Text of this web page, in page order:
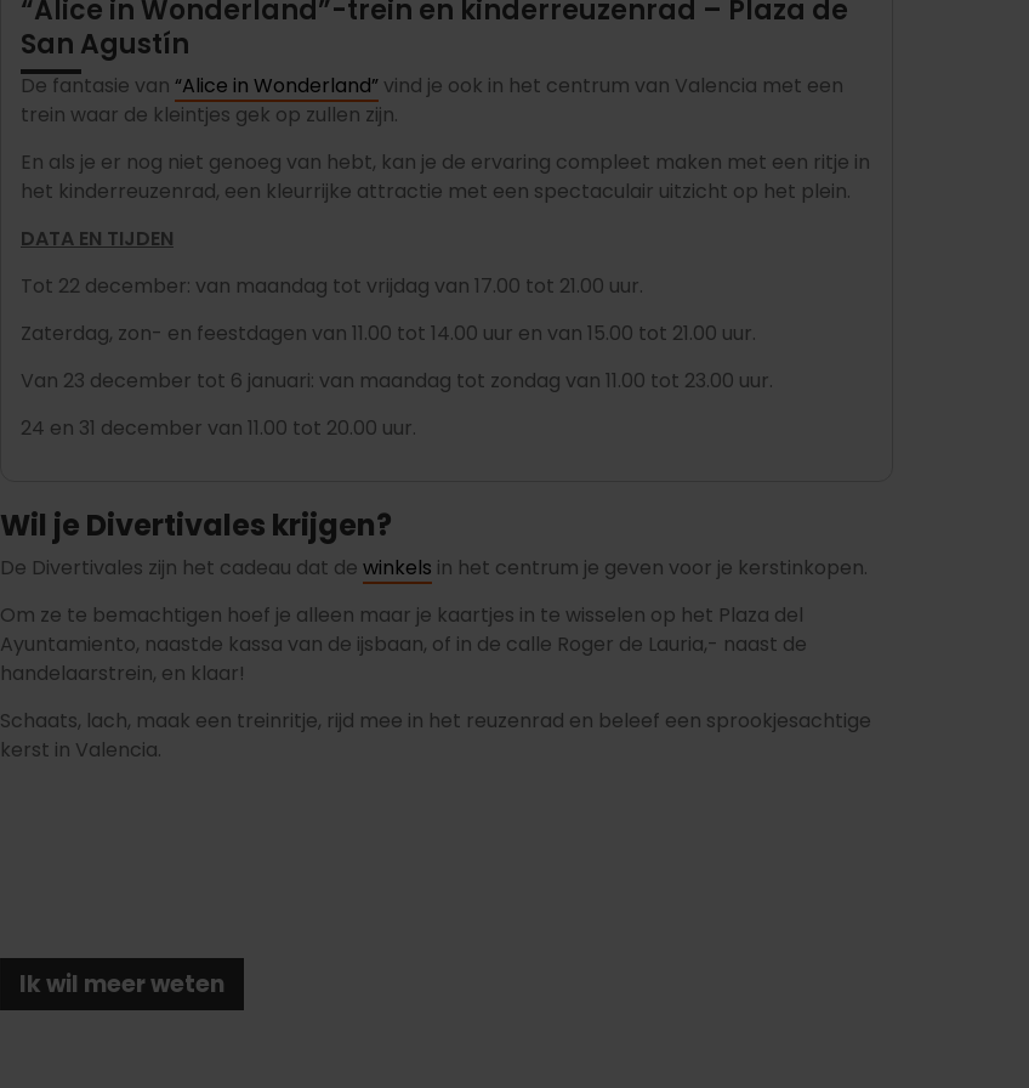
“Alice in Wonderland”-trein en kinderreuzenrad – Plaza de
San Agustín
De fantasie van “Alice in Wonderland” vind je ook in het centrum van Valencia met een
trein waar de kleintjes gek op zullen zijn.
En als je er nog niet genoeg van hebt, kan je de ervaring compleet maken met een ritje in
het kinderreuzenrad, een kleurrijke attractie met een spectaculair uitzicht op het plein.
DATA EN TIJDEN
Tot 22 december: van maandag tot vrijdag van 17.00 tot 21.00 uur.
Zaterdag, zon- en feestdagen van 11.00 tot 14.00 uur en van 15.00 tot 21.00 uur.
Van 23 december tot 6 januari: van maandag tot zondag van 11.00 tot 23.00 uur.
24 en 31 december van 11.00 tot 20.00 uur.
Wil je Divertivales krijgen?
De Divertivales zijn het cadeau dat de winkels in het centrum je geven voor je kerstinkopen.
Om ze te bemachtigen hoef je alleen maar je kaartjes in te wisselen op het Plaza del
Ayuntamiento, naastde kassa van de ijsbaan, of in de calle Roger de Lauria,- naast de
handelaarstrein, en klaar!
Schaats, lach, maak een treinritje, rijd mee in het reuzenrad en beleef een sprookjesachtige
kerst in Valencia.
Ik wil meer weten